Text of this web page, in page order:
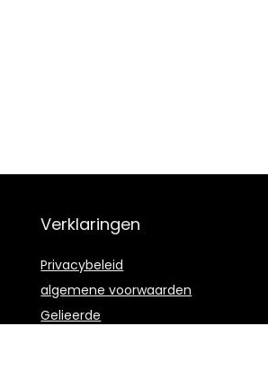
Verklaringen
Privacybeleid
algemene voorwaarden
Gelieerde